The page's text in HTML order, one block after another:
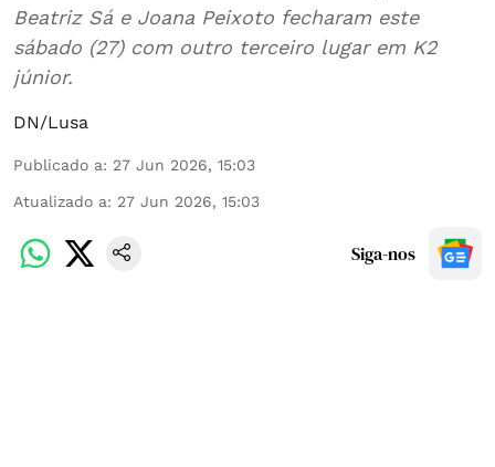
Beatriz Sá e Joana Peixoto fecharam este
sábado (27) com outro terceiro lugar em K2
júnior.
DN/Lusa
Publicado a: 27 Jun 2026, 15:03
Atualizado a: 27 Jun 2026, 15:03
Siga-nos